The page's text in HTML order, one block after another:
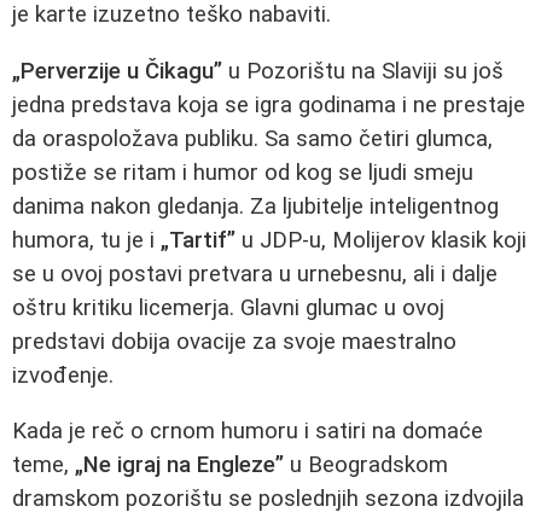
je karte izuzetno teško nabaviti.
„Perverzije u Čikagu” u Pozorištu na Slaviji su još
jedna predstava koja se igra godinama i ne prestaje
da oraspoložava publiku. Sa samo četiri glumca,
postiže se ritam i humor od kog se ljudi smeju
danima nakon gledanja. Za ljubitelje inteligentnog
humora, tu je i „Tartif” u JDP-u, Molijerov klasik koji
se u ovoj postavi pretvara u urnebesnu, ali i dalje
oštru kritiku licemerja. Glavni glumac u ovoj
predstavi dobija ovacije za svoje maestralno
izvođenje.
Kada je reč o crnom humoru i satiri na domaće
teme, „Ne igraj na Engleze” u Beogradskom
dramskom pozorištu se poslednjih sezona izdvojila